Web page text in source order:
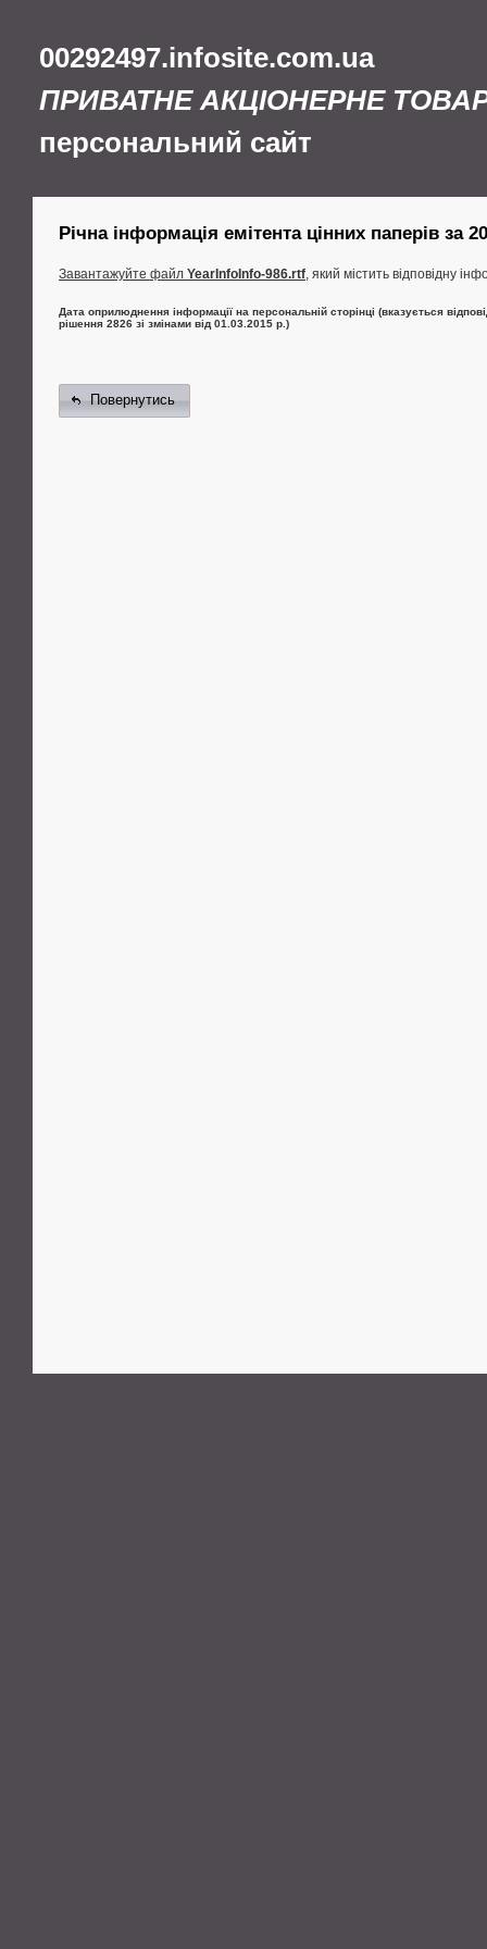
00292497.infosite.com.ua
ПРИВАТНЕ АКЦІОНЕРНЕ
персональний сайт
Річна інформація емітента цінних паперів за
Завантажуйте файл YearInfoInfo-986.rtf, який містить відповідну
Дата оприлюднення інформації на персональній сторінці (вказується
рішення 2826 зі змінами від 01.03.2015 р.)
Повернутись